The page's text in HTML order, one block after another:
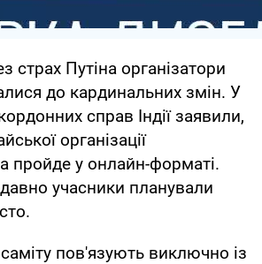
страх Путіна організатори
до кардинальних змін. У
справ Індії заявили,
організації
пройде у онлайн-форматі.
учасники планували
пов'язують виключно із